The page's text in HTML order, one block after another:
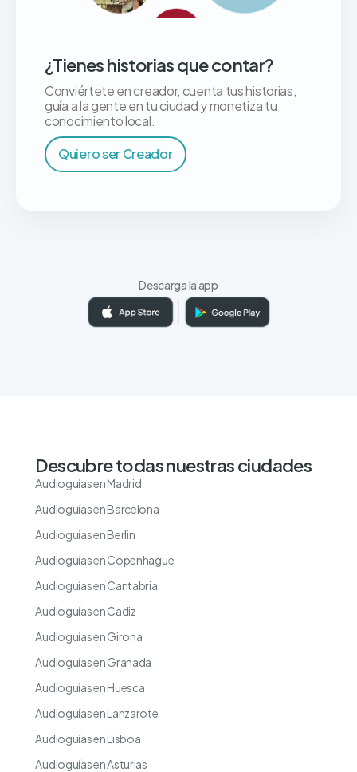
¿Tienes historias que contar?
Conviértete en creador, cuenta tus historias,
guía a la gente en tu ciudad y monetiza tu
conocimiento local.
Quiero ser Creador
Descarga la app
Descubre todas nuestras ciudades
Audioguías en Madrid
Audioguías en Barcelona
Audioguías en Berlin
Audioguías en Copenhague
Audioguías en Cantabria
Audioguías en Cadiz
Audioguías en Girona
Audioguías en Granada
Audioguías en Huesca
Audioguías en Lanzarote
Audioguías en Lisboa
Audioguías en Asturias